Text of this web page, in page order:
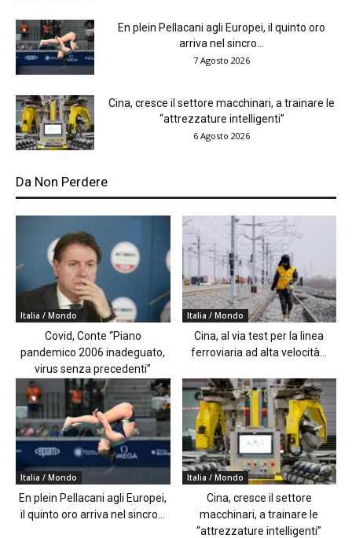
En plein Pellacani agli Europei, il quinto oro
arriva nel sincro...
7 Agosto 2026
Cina, cresce il settore macchinari, a trainare le
“attrezzature intelligenti”
6 Agosto 2026
Da Non Perdere
Italia / Mondo
Covid, Conte “Piano
pandemico 2006 inadeguato,
virus senza precedenti”
Italia / Mondo
Cina, al via test per la linea
ferroviaria ad alta velocità...
Italia / Mondo
En plein Pellacani agli Europei,
il quinto oro arriva nel sincro...
Italia / Mondo
Cina, cresce il settore
macchinari, a trainare le
“attrezzature intelligenti”